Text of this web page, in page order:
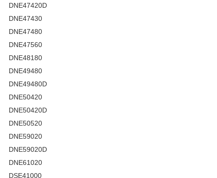
DNE47420D
DNE47430
DNE47480
DNE47560
DNE48180
DNE49480
DNE49480D
DNE50420
DNE50420D
DNE50520
DNE59020
DNE59020D
DNE61020
DSE41000